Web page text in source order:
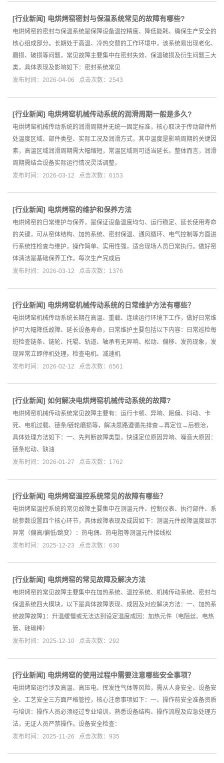
[行业新闻] 电烘烤窑密封与保温系统常见的故障有哪些?
电烘烤窑的密封与保温系统是保障设备温控精度、降低能耗、确保生产安全的
核心组成部分。长期处于高温、冷热交替的工作环境中，该系统易出现老化、
磨损、破损等问题，常见故障主要集中在密封失效、保温破损及衍生问题三大
类，具体表现及影响如下：密封系统常见
发布时间：2026-04-06 点击次数：2543
[行业新闻] 电烘烤窑机械传动系统的润滑周期一般是多久?
电烘烤窑机械传动系统的润滑周期并无统一固定标准，核心取决于传动部件所
处温度区域、部件类型、实际工况及润滑方式，其中温度是影响周期的关键因
素，高温区域润滑周期需大幅缩短，常温区域则可适当延长。整体而言，润滑
周期需结合设备实际运行情况灵活调整，
发布时间：2026-03-12 点击次数：6153
[行业新闻] 电烘烤窑的维护和保养方法
电烘烤窑的日常维护与保养，是保证设备温度均匀、运行稳定、延长使用寿命
的关键，可从窑体结构、加热系统、密封保温、通风循环、电气控制等方面进
行系统性检查与维护，操作简单、实用性强，适合现场人员日常执行。做好窑
体清洁是基础保养工作。每次生产完成后
发布时间：2026-03-12 点击次数：1376
[行业新闻] 电烘烤窑机械传动系统的日常维护方法有哪些？
电烘烤窑机械传动系统长期在高温、重载、连续运行环境下工作，做好日常维
护可大幅降低故障、延长设备寿命，日常维护主要包括以下内容：日常巡检每
班检查链条、链轮、托辊、轨道、轴承有无异响、松动、偏移、发热现象，发
现异常立即停机处理。检查电机、减速机
发布时间：2026-02-12 点击次数：6561
[行业新闻] 如何解决电烘烤窑机械传动系统的故障?
电烘烤窑机械传动系统常见故障主要有：运行卡顿、异响、跑偏、抖动、卡
死、电机过载、链条/链轮磨损等，解决思路遵循先排查→再定位→后根治，
具体处理方法如下：一、先判断故障类型，快速定位原因异响、噪音大原因：
链条松动、缺油
发布时间：2026-01-27 点击次数：1762
[行业新闻] 电烘烤窑温控系统常见的故障有哪些？
电烘烤窑温控系统的常见故障主要集中在测温元件、控制仪表、执行部件、系
统参数设置四个核心环节，具体故障表现及成因如下：测温元件故障温度显示
异常（偏高/偏低/跳变）：热电偶、热电阻等测温元件接线松
发布时间：2025-12-23 点击次数：630
[行业新闻] 电烘烤窑的常见故障及解决方法
电烘烤窑的常见故障主要集中在加热系统、温控系统、机械传动系统、密封与
保温系统四大模块，以下是具体故障表现、成因及对应解决方法：一、加热系
统故障故障1：升温缓慢或无法达到设定温度成因：加热元件（电阻丝、电热
管、硅碳棒）
发布时间：2025-12-10 点击次数：292
[行业新闻] 电烘烤窑的使用过程中需要注意哪些安全事项？
电烘烤窑运行涉及高温、高压电、挥发性气体等风险，需从人身安全、设备安
全、工艺安全三方面严格管控，核心注意事项如下：一、操作前安全准备资质
与培训：操作人员必须经过专业培训，熟悉设备结构、操作流程及应急处理方
法，无证人员严禁操作。设备安全检查：
发布时间：2025-11-26 点击次数：935